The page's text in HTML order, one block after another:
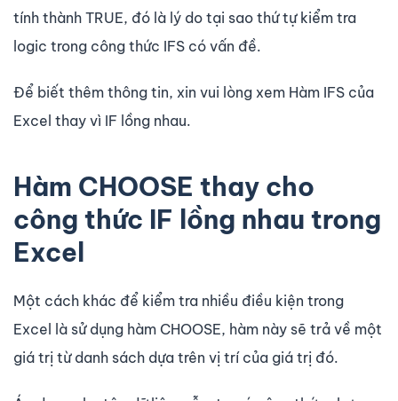
tính thành TRUE, đó là lý do tại sao thứ tự kiểm tra
logic trong công thức IFS có vấn đề.
Để biết thêm thông tin, xin vui lòng xem Hàm IFS của
Excel thay vì IF lồng nhau.
Hàm CHOOSE thay cho
công thức IF lồng nhau trong
Excel
Một cách khác để kiểm tra nhiều điều kiện trong
Excel là sử dụng hàm CHOOSE, hàm này sẽ trả về một
giá trị từ danh sách dựa trên vị trí của giá trị đó.